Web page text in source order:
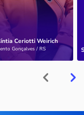
Ceriotti Weirich
Gonçalves / RS